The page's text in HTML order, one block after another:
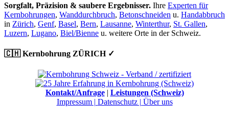
Sorgfalt, Präzision & saubere Ergebnisser. Ihre Experten für
Kernbohrungen, Wanddurchbruch, Betonschneiden u. Handabbruch
in Zürich, Genf, Basel, Bern, Lausanne, Winterthur, St. Gallen,
Luzern, Lugano, Biel/Bienne u. weitere Orte in der Schweiz.
🇨🇭 Kernbohrung ZÜRICH ✓
Kontakt/Anfrage| Leistungen (Schweiz)
Impressum | Datenschutz | Über uns